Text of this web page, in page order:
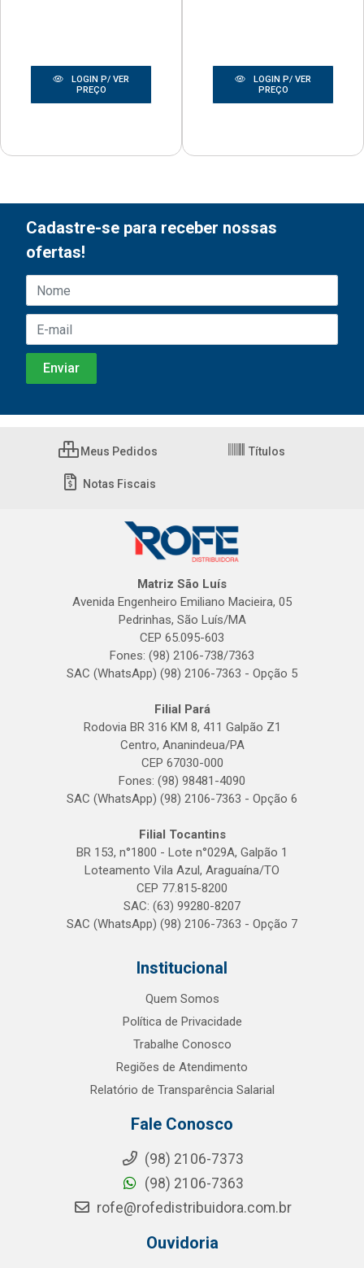
LOGIN P/ VER
PREÇO
LOGIN P/ VER
PREÇO
Cadastre-se para receber nossas
ofertas!
Meus Pedidos Títulos
Notas Fiscais
Matriz São Luís
Avenida Engenheiro Emiliano Macieira, 05
Pedrinhas, São Luís/MA
CEP 65.095-603
Fones: (98) 2106-738/7363
SAC (WhatsApp) (98) 2106-7363 - Opção 5
Filial Pará
Rodovia BR 316 KM 8, 411 Galpão Z1
Centro, Ananindeua/PA
CEP 67030-000
Fones: (98) 98481-4090
SAC (WhatsApp) (98) 2106-7363 - Opção 6
Filial Tocantins
BR 153, n°1800 - Lote n°029A, Galpão 1
Loteamento Vila Azul, Araguaína/TO
CEP 77.815-8200
SAC: (63) 99280-8207
SAC (WhatsApp) (98) 2106-7363 - Opção 7
Institucional
Quem Somos
Política de Privacidade
Trabalhe Conosco
Regiões de Atendimento
Relatório de Transparência Salarial
Fale Conosco
(98) 2106-7373
(98) 2106-7363
rofe@rofedistribuidora.com.br
Ouvidoria